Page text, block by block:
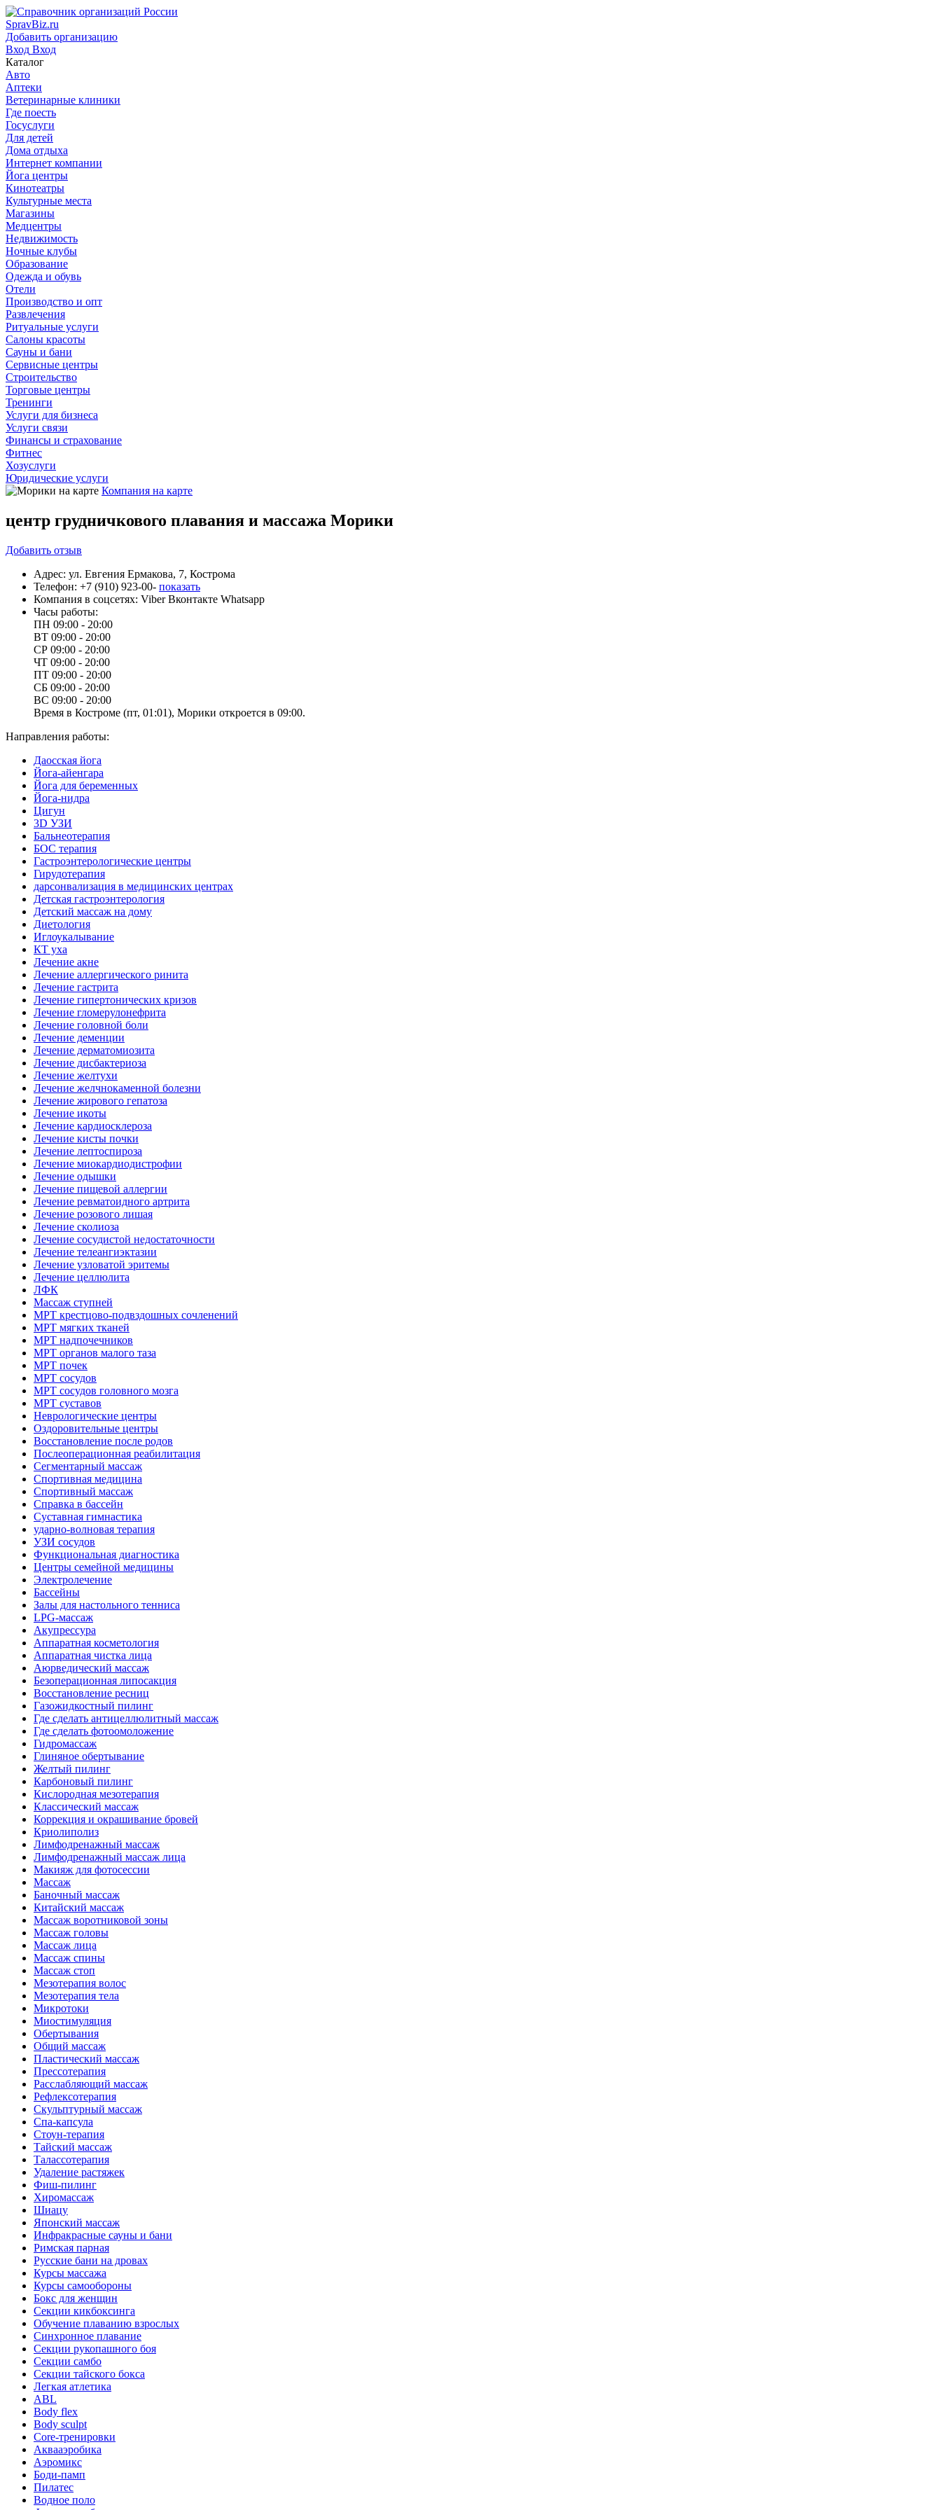
SpravBiz.ru
Добавить организацию
Вход Вход
Каталог
Авто
Аптеки
Ветеринарные клиники
Где поесть
Госуслуги
Для детей
Дома отдыха
Интернет компании
Йога центры
Кинотеатры
Культурные места
Магазины
Медцентры
Недвижимость
Ночные клубы
Образование
Одежда и обувь
Отели
Производство и опт
Развлечения
Ритуальные услуги
Салоны красоты
Сауны и бани
Сервисные центры
Строительство
Торговые центры
Тренинги
Услуги для бизнеса
Услуги связи
Финансы и страхование
Фитнес
Хозуслуги
Юридические услуги
Компания на карте
центр грудничкового плавания и массажа Морики
Добавить отзыв
Адрес: ул. Евгения Ермакова, 7, Кострома
Телефон: +7 (910) 923-00- показать
Компания в соцсетях: Viber Вконтакте Whatsapp
Часы работы:
ПН 09:00 - 20:00
ВТ 09:00 - 20:00
СР 09:00 - 20:00
ЧТ 09:00 - 20:00
ПТ 09:00 - 20:00
СБ 09:00 - 20:00
ВС 09:00 - 20:00
Время в Костроме (пт, 01:01), Морики откроется в 09:00.
Направления работы:
Даосская йога
Йога-айенгара
Йога для беременных
Йога-нидра
Цигун
3D УЗИ
Бальнеотерапия
БОС терапия
Гастроэнтерологические центры
Гирудотерапия
дарсонвализация в медицинских центрах
Детская гастроэнтерология
Детский массаж на дому
Диетология
Иглоукалывание
КТ уха
Лечение акне
Лечение аллергического ринита
Лечение гастрита
Лечение гипертонических кризов
Лечение гломерулонефрита
Лечение головной боли
Лечение деменции
Лечение дерматомиозита
Лечение дисбактериоза
Лечение желтухи
Лечение желчнокаменной болезни
Лечение жирового гепатоза
Лечение икоты
Лечение кардиосклероза
Лечение кисты почки
Лечение лептоспироза
Лечение миокардиодистрофии
Лечение одышки
Лечение пищевой аллергии
Лечение ревматоидного артрита
Лечение розового лишая
Лечение сколиоза
Лечение сосудистой недостаточности
Лечение телеангиэктазии
Лечение узловатой эритемы
Лечение целлюлита
ЛФК
Массаж ступней
МРТ крестцово-подвздошных сочленений
МРТ мягких тканей
МРТ надпочечников
МРТ органов малого таза
МРТ почек
МРТ сосудов
МРТ сосудов головного мозга
МРТ суставов
Неврологические центры
Оздоровительные центры
Восстановление после родов
Послеоперационная реабилитация
Сегментарный массаж
Спортивная медицина
Спортивный массаж
Справка в бассейн
Суставная гимнастика
ударно-волновая терапия
УЗИ сосудов
Функциональная диагностика
Центры семейной медицины
Электролечение
Бассейны
Залы для настольного тенниса
LPG-массаж
Акупрессура
Аппаратная косметология
Аппаратная чистка лица
Аюрведический массаж
Безоперационная липосакция
Восстановление ресниц
Газожидкостный пилинг
Где сделать антицеллюлитный массаж
Где сделать фотоомоложение
Гидромассаж
Глиняное обертывание
Желтый пилинг
Карбоновый пилинг
Кислородная мезотерапия
Классический массаж
Коррекция и окрашивание бровей
Криолиполиз
Лимфодренажный массаж
Лимфодренажный массаж лица
Макияж для фотосессии
Массаж
Баночный массаж
Китайский массаж
Массаж воротниковой зоны
Массаж головы
Массаж лица
Массаж спины
Массаж стоп
Мезотерапия волос
Мезотерапия тела
Микротоки
Миостимуляция
Обертывания
Общий массаж
Пластический массаж
Прессотерапия
Расслабляющий массаж
Рефлексотерапия
Скульптурный массаж
Спа-капсула
Стоун-терапия
Тайский массаж
Талассотерапия
Удаление растяжек
Фиш-пилинг
Хиромассаж
Шиацу
Японский массаж
Инфракрасные сауны и бани
Римская парная
Русские бани на дровах
Курсы массажа
Курсы самообороны
Бокс для женщин
Секции кикбоксинга
Обучение плаванию взрослых
Синхронное плавание
Секции рукопашного боя
Секции самбо
Секции тайского бокса
Легкая атлетика
ABL
Body flex
Body sculpt
Core-тренировки
Аквааэробика
Аэромикс
Боди-памп
Пилатес
Водное поло